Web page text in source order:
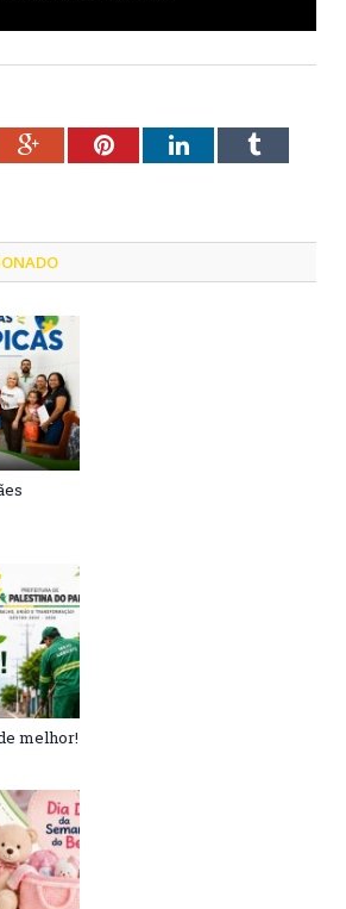
Google+PinterestLinkedInTumblr
melhor!